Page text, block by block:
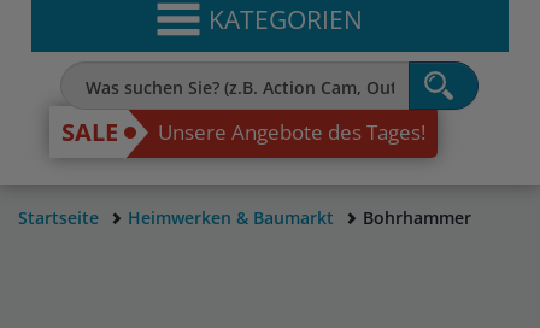
KATEGORIEN
SALE Unsere Angebote des Tages!
Startseite Heimwerken & Baumarkt Bohrhammer